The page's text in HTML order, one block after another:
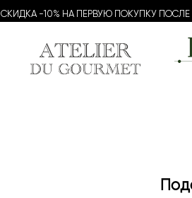
СКИДКА -10% НА ПЕРВУЮ ПОКУПКУ ПОСЛЕ